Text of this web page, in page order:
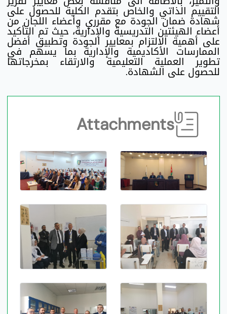
التقييم الذاتي والخاص بتقدم الكلية للحصول على
شهادة ضمان الجودة مع مقرري وأعضاء اللجان من
أعضاء الهيئتين التدريسية والإدارية، حيث تم التأكيد
على أهمية الالتزام بمعايير الجودة وتطبيق أفضل
الممارسات الأكاديمية والإدارية بما يسهم في
تطوير العملية التعليمية والارتقاء بمخرجاتها
للحصول على الشهادة.
Attachments